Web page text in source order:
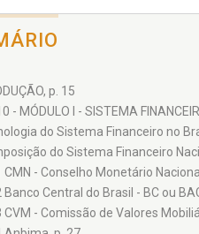
p. 15
- MÓDULO I - SISTEMA
do Sistema Financeiro no
do Sistema Financeiro
CMN - Conselho Monetário
Banco Central do Brasil - BC ou
CVM - Comissão de Valores